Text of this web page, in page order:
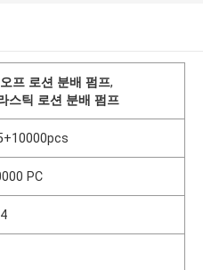
프 로션 분배 펌프,
스틱 로션 분배 펌프
PC